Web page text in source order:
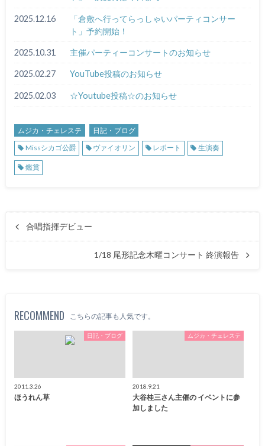
2025.12.16
「倉敷へ行ってらっしゃいパーティコンサー
ト」予約開始！
2025.10.31 主催パーティーコンサートのお知らせ
2025.02.27 YouTube投稿のお知らせ
2025.02.03 ☆Youtube投稿☆のお知らせ
ムジカ・チェレステ
日記・ブログ
Missシカゴ公爵
ヴァイオリン レポート 生演奏
鑑賞
合唱指揮デビュー
1/18 尾形記念木曜コンサート 終演報告
RECOMMEND こちらの記事も人気です。
日記・ブログ
2011.3.26
ほうれん草
ムジカ・チェレステ
2018.9.21
大谷桂三さん主催の イベントに参
加しました